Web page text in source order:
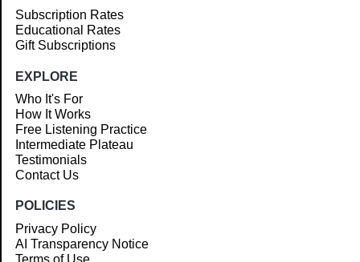
Subscription Rates
Educational Rates
Gift Subscriptions
EXPLORE
Who It's For
How It Works
Free Listening Practice
Intermediate Plateau
Testimonials
Contact Us
POLICIES
Privacy Policy
AI Transparency Notice
Terms of Use